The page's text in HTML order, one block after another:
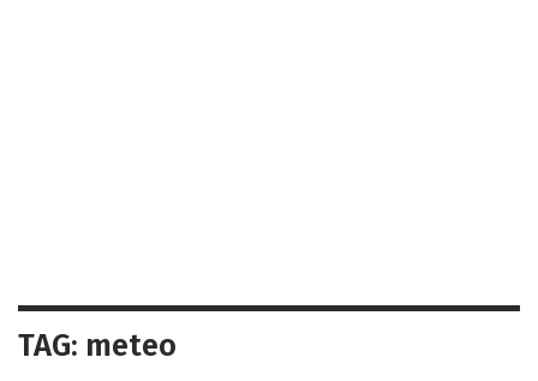
TAG: meteo